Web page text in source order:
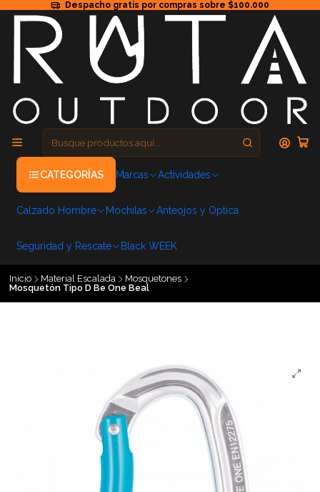
Despacho gratis por compras sobre $100.000
CATEGORÍAS Marcas Actividades
Calzado Hombre Mochilas Anteojos y Optica
Seguridad y Rescate Black WEEK
Inicio Material Escalada
Mosquetones
Mosquetón Tipo D Be One Beal